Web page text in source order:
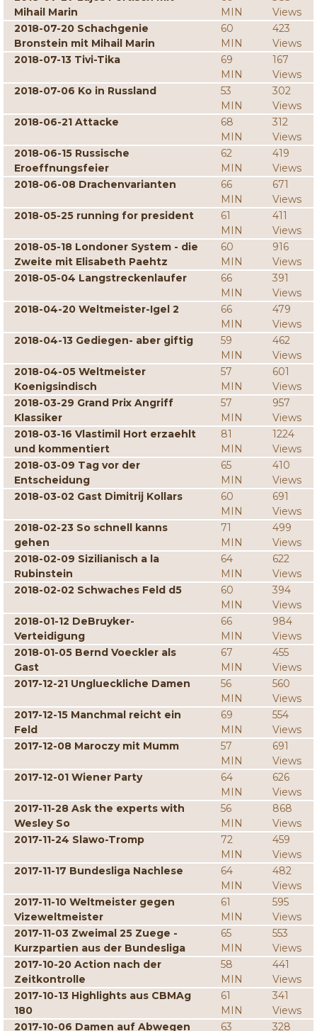
Mihail Marin
MIN
Views
2018-07-20 Schachgenie
Bronstein mit Mihail Marin
60
MIN
423
Views
2018-07-13 Tivi-Tika
69
MIN
167
Views
2018-07-06 Ko in Russland
53
MIN
302
Views
2018-06-21 Attacke
68
MIN
312
Views
2018-06-15 Russische
Eroeffnungsfeier
62
MIN
419
Views
2018-06-08 Drachenvarianten
66
MIN
671
Views
2018-05-25 running for president
61
MIN
411
Views
2018-05-18 Londoner System - die
Zweite mit Elisabeth Paehtz
60
MIN
916
Views
2018-05-04 Langstreckenlaufer
66
MIN
391
Views
2018-04-20 Weltmeister-Igel 2
66
MIN
479
Views
2018-04-13 Gediegen- aber giftig
59
MIN
462
Views
2018-04-05 Weltmeister
Koenigsindisch
57
MIN
601
Views
2018-03-29 Grand Prix Angriff
Klassiker
57
MIN
957
Views
2018-03-16 Vlastimil Hort erzaehlt
und kommentiert
81
MIN
1224
Views
2018-03-09 Tag vor der
Entscheidung
65
MIN
410
Views
2018-03-02 Gast Dimitrij Kollars
60
MIN
691
Views
2018-02-23 So schnell kanns
gehen
71
MIN
499
Views
2018-02-09 Sizilianisch a la
Rubinstein
64
MIN
622
Views
2018-02-02 Schwaches Feld d5
60
MIN
394
Views
2018-01-12 DeBruyker-
Verteidigung
66
MIN
984
Views
2018-01-05 Bernd Voeckler als
Gast
67
MIN
455
Views
2017-12-21 Unglueckliche Damen
56
MIN
560
Views
2017-12-15 Manchmal reicht ein
Feld
69
MIN
554
Views
2017-12-08 Maroczy mit Mumm
57
MIN
691
Views
2017-12-01 Wiener Party
64
MIN
626
Views
2017-11-28 Ask the experts with
Wesley So
56
MIN
868
Views
2017-11-24 Slawo-Tromp
72
MIN
459
Views
2017-11-17 Bundesliga Nachlese
64
MIN
482
Views
2017-11-10 Weltmeister gegen
Vizeweltmeister
61
MIN
595
Views
2017-11-03 Zweimal 25 Zuege -
Kurzpartien aus der Bundesliga
65
MIN
553
Views
2017-10-20 Action nach der
Zeitkontrolle
58
MIN
441
Views
2017-10-13 Highlights aus CBMAg
180
61
MIN
341
Views
2017-10-06 Damen auf Abwegen
63 328